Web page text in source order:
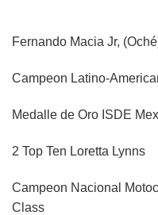
Fernando Macia Jr,
Campeon Latino-
Medalle de Oro ISDE
2 Top Ten Loretta Lynns
Campeon Nacional
Class